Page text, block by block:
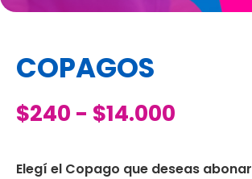
COPAGOS
$240 - $14.000
Elegí el Copago que deseas abonar